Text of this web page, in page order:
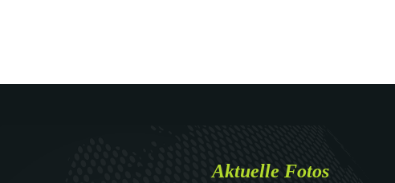
Aktuelle Fotos